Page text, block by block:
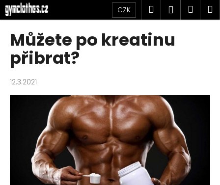
Přejít
na
obsah
CZK Hledat
Můžete po kreatinu
přibrat?
12.3.2021
K
o
C
o
p
o